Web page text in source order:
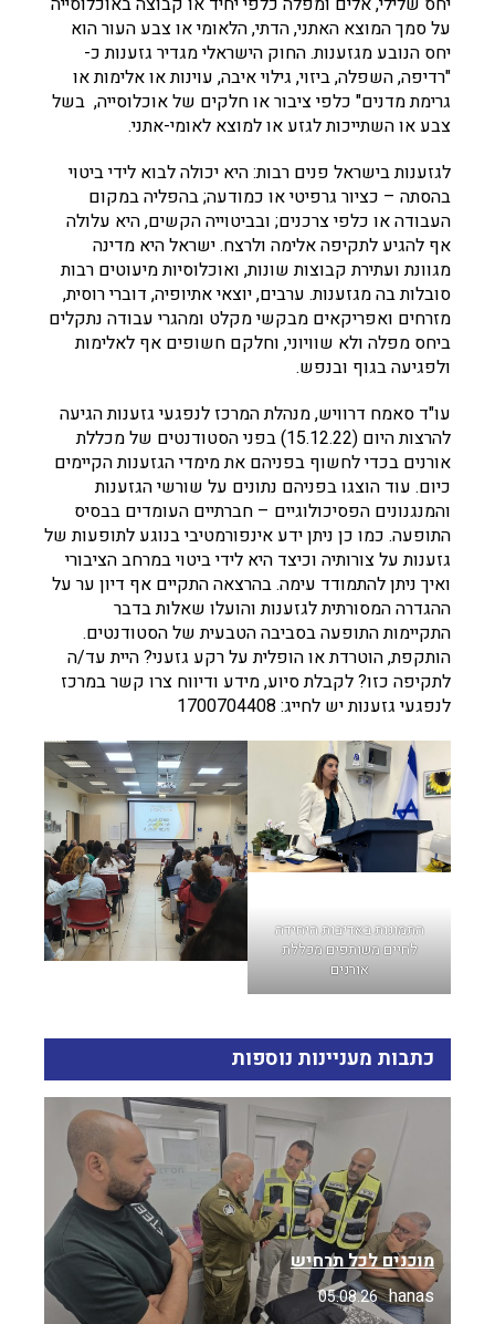
על סמך המוצא האתני, הדתי, הלאומי או צבע העור הוא
יחס הנובע מגזענות. החוק הישראלי מגדיר גזענות כ-
"רדיפה, השפלה, ביזוי, גילוי איבה, עוינות או אלימות או
גרימת מדנים" כלפי ציבור או חלקים של אוכלוסייה, בשל
צבע או השתייכות לגזע או למוצא לאומי-אתני.
לגזענות בישראל פנים רבות: היא יכולה לבוא לידי ביטוי
בהסתה – כציור גרפיטי או כמודעה; בהפליה במקום
העבודה או כלפי צרכנים; ובביטוייה הקשים, היא עלולה
אף להגיע לתקיפה אלימה ולרצח. ישראל היא מדינה
מגוונת ועתירת קבוצות שונות, ואוכלוסיות מיעוטים רבות
סובלות בה מגזענות. ערבים, יוצאי אתיופיה, דוברי רוסית,
מזרחים ואפריקאים מבקשי מקלט ומהגרי עבודה נתקלים
ביחס מפלה ולא שוויוני, וחלקם חשופים אף לאלימות
ולפגיעה בגוף ובנפש.
עו"ד סאמח דרוויש, מנהלת המרכז לנפגעי גזענות הגיעה
להרצות היום (15.12.22) בפני הסטודנטים של מכללת
אורנים בכדי לחשוף בפניהם את מימדי הגזענות הקיימים
כיום. עוד הוצגו בפניהם נתונים על שורשי הגזענות
והמנגנונים הפסיכולוגיים – חברתיים העומדים בבסיס
התופעה. כמו כן ניתן ידע אינפורמטיבי בנוגע לתופעות של
גזענות על צורותיה וכיצד היא לידי ביטוי במרחב הציבורי
ואיך ניתן להתמודד עימה. בהרצאה התקיים אף דיון ער על
ההגדרה המסורתית לגזענות והועלו שאלות בדבר
התקיימות התופעה בסביבה הטבעית של הסטודנטים.
‬לתקיפה‭ ‬כזו‭?‬ לקבלת סיוע, מידע ודיווח צרו קשר במרכז
לנפגעי גזענות יש לחייג: 1700704408
התמונות באדיבות היחידה
לחיים משותפים מכללת
אורנים
כתבות מעניינות נוספות
מוכנים לכל תרחיש
hanas
05.08.26